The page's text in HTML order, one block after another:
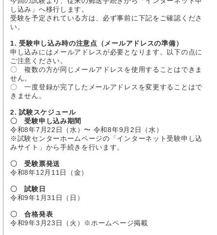
し込み」へ移行します。
受験を予定されている方は、必ず事前に下記をご確認くださ
い。
1. 受験申し込み時の注意点（メールアドレスの準備）
申し込みにはメールアドレスが必要となります。以下の点に
ご注意ください。
〇 複数の方が同じメールアドレスを使用することはできま
せん。
〇 一度登録が完了したメールアドレスを変更することはで
きません。
2. 試験スケジュール
〇 受験申し込み期間
令和8年7月22日（水）〜 令和8年9月2日（水）
※試験センターホームページの「インターネット受験申し込
みサイト」から手続きを行います。
〇 受験票発送
令和8年12月11日（金）
〇 試験日
令和9年1月31日（日）
〇 合格発表
令和9年3月23日（火）※ホームページ掲載